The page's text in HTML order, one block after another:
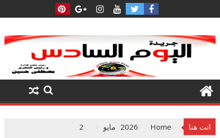
to
انت هنا Home
2026 مايو
2